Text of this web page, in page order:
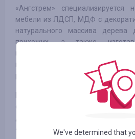
«Ангстрем» специализируется
мебели из ЛДСП, МДФ с
натурального массива
прихожих, а также
индивидуальным
государственных
развлекательных комплексов.
Мебель, как и любой другой
фактора, которые
дизайн, качество и цена.
«Ангстрем» — это качество
We've determined that